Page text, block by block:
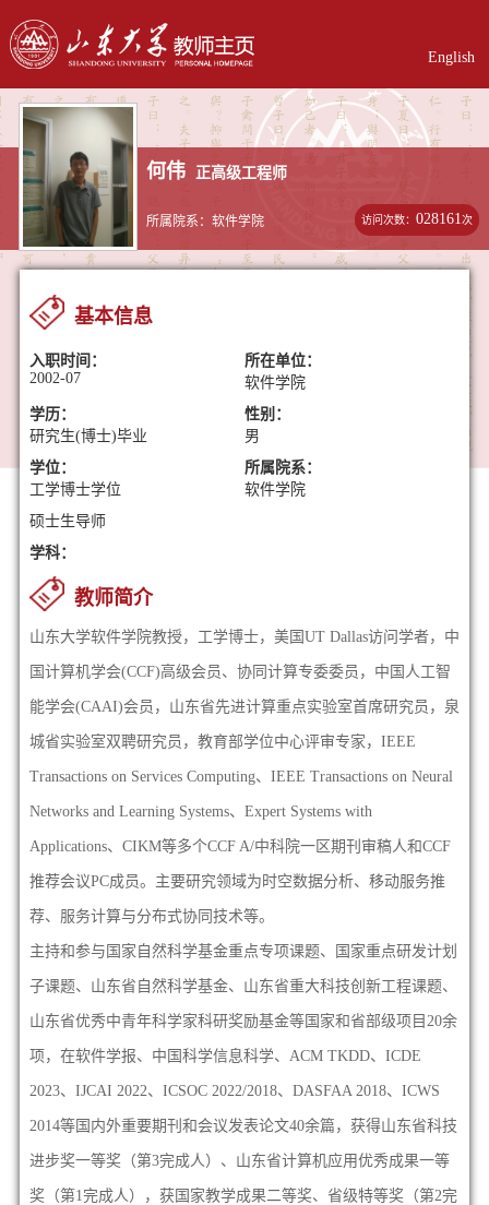
English
何伟 正高级工程师
所属院系：软件学院 访问次数：028161次
基本信息
入职时间：
2002-07
所在单位：
软件学院
学历：
研究生(博士)毕业
性别：
男
学位：
工学博士学位
所属院系：
软件学院
硕士生导师
学科：
教师简介
山东大学软件学院教授，工学博士，美国UT Dallas访问学者，中
国计算机学会(CCF)高级会员、协同计算专委委员，中国人工智
能学会(CAAI)会员，山东省先进计算重点实验室首席研究员，泉
城省实验室双聘研究员， 教育部学位中心评审专家， IEEE
Transactions on Services Computing、IEEE Transactions on Neural
Networks and Learning Systems、Expert Systems with
Applications、CIKM等多个CCF A/中科院一区期刊审稿人和CCF
推荐会议PC成员。主要研究领域为时空数据分析、移动服务推
荐、服务计算与分布式协同技术等。
主持和参与 国家自然科学基金重点专项课题、 国家重点研发计划
子课题、山东省自然科学基金、山东省重大科技创新工程课题、
山东省优秀中青年科学家科研奖励基金等国家和省部级项目20余
项，在软件学报、中国科学信息科学、ACM TKDD、ICDE
2023、IJCAI 2022、ICSOC 2022/2018、DASFAA 2018、ICWS
2014等国内外重要期刊和会议发表论文40余篇，获得山东省科技
进步奖一等奖（第3完成人）、山东省计算机应用优秀成果一等
奖（第1完成人），获国家教学成果二等奖、省级特等奖（第2完